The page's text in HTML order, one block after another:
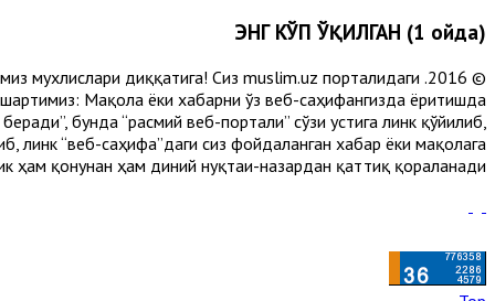
ЭНГ КЎП ЎҚИЛГАН (1 ойда)
мухлислари диққатига! Сиз muslim.uz порталидаги
Мақола ёки хабарни ўз веб-саҳифангизда ёритишда
бунда “расмий веб-портали” сўзи устига линк қўйилиб,
линк “веб-саҳифа”даги сиз фойдаланган хабар ёки мақолага
ҳам қонунан ҳам диний нуқтаи-назардан қаттиқ қораланади.